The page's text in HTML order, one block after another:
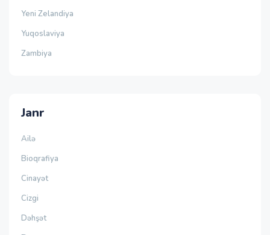
Yeni Zelandiya
Yuqoslaviya
Zambiya
Janr
Ailə
Bioqrafiya
Cinayət
Cizgi
Dəhşət